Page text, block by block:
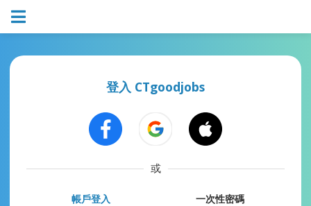
登入 CTgoodjobs
或
帳戶登入 一次性密碼